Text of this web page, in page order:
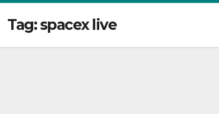
Tag:spacex live